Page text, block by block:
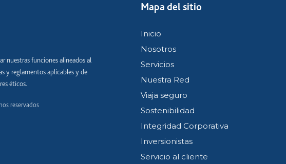
nuestras funciones alineados al
y reglamentos aplicables y de
éticos.
reservados
Mapa del sitio
Inicio
Nosotros
Servicios
Nuestra Red
Viaja seguro
Sostenibilidad
Integridad Corporativa
Inversionistas
Servicio al cliente